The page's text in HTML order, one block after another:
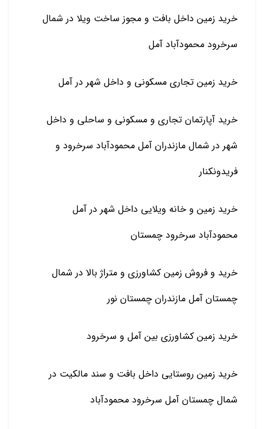
خرید زمین داخل بافت و مجوز ساخت ویلا در شمال
سرخرود محمودآباد آمل
خرید زمین تجاری مسکونی و داخل شهر در آمل
خرید آپارتمان تجاری و مسکونی و ساحلی و داخل
شهر در شمال مازندران آمل محمودآباد سرخرود و
فریدونکنار
خرید زمین و خانه ویلایی داخل شهر در آمل
محمودآباد سرخرود چمستان
خرید و فروش زمین کشاورزی و متراژ بالا در شمال
چمستان آمل مازندران چمستان نور
خرید زمین کشاورزی بین آمل و سرخرود
خرید زمین روستایی داخل بافت و سند مالکیت در
شمال چمستان آمل سرخرود محمودآباد